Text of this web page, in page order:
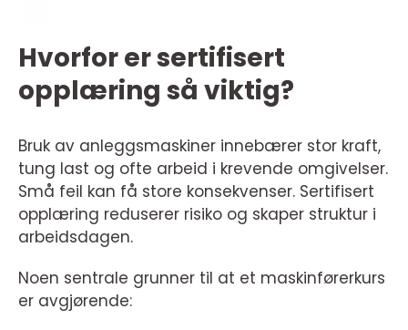
Hvorfor er sertifisert
opplæring så viktig?
Bruk av anleggsmaskiner innebærer stor kraft,
tung last og ofte arbeid i krevende omgivelser.
Små feil kan få store konsekvenser. Sertifisert
opplæring reduserer risiko og skaper struktur i
arbeidsdagen.
Noen sentrale grunner til at et maskinførerkurs
er avgjørende: